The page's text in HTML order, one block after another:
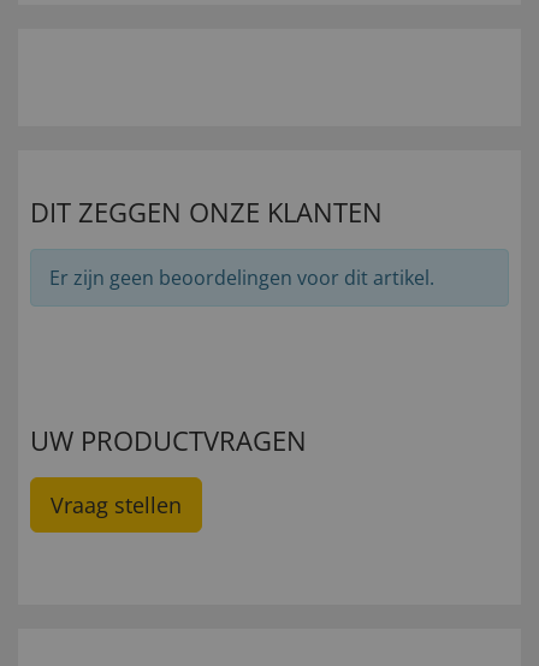
DIT ZEGGEN ONZE KLANTEN
Er zijn geen beoordelingen voor dit artikel.
UW PRODUCTVRAGEN
Vraag stellen